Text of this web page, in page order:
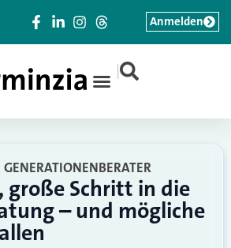
|
Anmelden
große Schritt in die
– und mögliche